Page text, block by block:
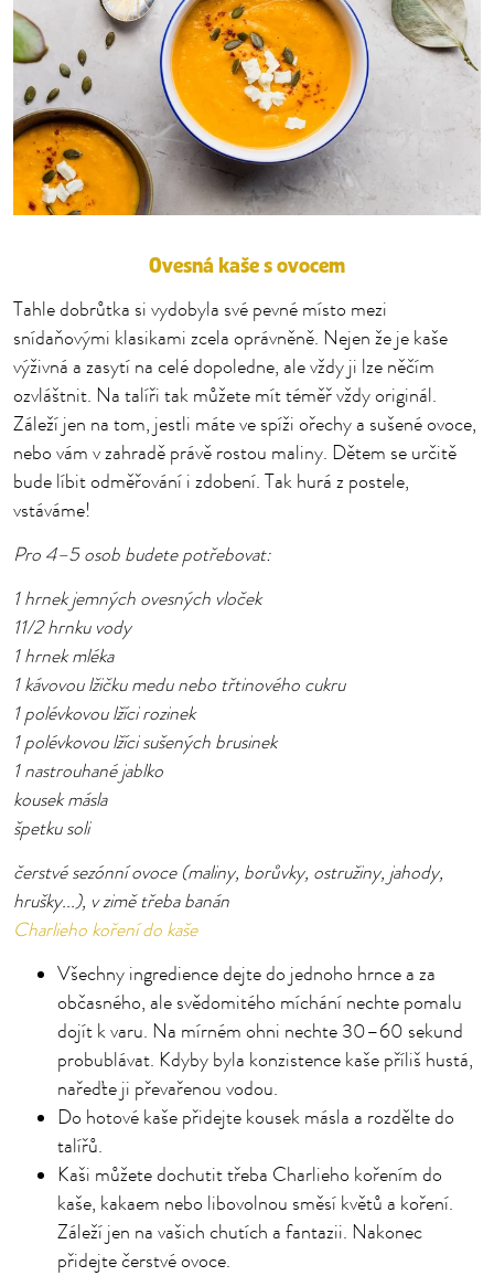
Ovesná kaše s ovocem
Tahle dobrůtka si vydobyla své pevné místo mezi
snídaňovými klasikami zcela oprávněně. Nejen že je kaše
výživná a zasytí na celé dopoledne, ale vždy ji lze něčím
ozvláštnit. Na talíři tak můžete mít téměř vždy originál.
Záleží jen na tom, jestli máte ve spíži ořechy a sušené ovoce,
nebo vám v zahradě právě rostou maliny. Dětem se určitě
bude líbit odměřování i zdobení. Tak hurá z postele,
vstáváme!
Pro 4–5 osob budete potřebovat:
1 hrnek jemných ovesných vloček
11/2 hrnku vody
1 hrnek mléka
1 kávovou lžičku medu nebo třtinového cukru
1 polévkovou lžíci rozinek
1 polévkovou lžíci sušených brusinek
1 nastrouhané jablko
kousek másla
špetku soli
čerstvé sezónní ovoce (maliny, borůvky, ostružiny, jahody,
hrušky...), v zimě třeba banán
Charlieho koření do kaše
Všechny ingredience dejte do jednoho hrnce a za
občasného, ale svědomitého míchání nechte pomalu
dojít k varu. Na mírném ohni nechte 30–60 sekund
probublávat. Kdyby byla konzistence kaše příliš hustá,
nařeďte ji převařenou vodou.
Do hotové kaše přidejte kousek másla a rozdělte do
talířů.
Kaši můžete dochutit třeba Charlieho kořením do
kaše, kakaem nebo libovolnou směsí květů a koření.
Záleží jen na vašich chutích a fantazii. Nakonec
přidejte čerstvé ovoce.